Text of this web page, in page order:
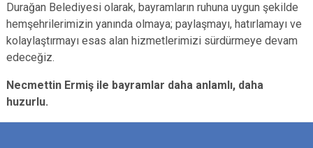
Durağan Belediyesi olarak, bayramların ruhuna uygun şekilde
hemşehrilerimizin yanında olmaya; paylaşmayı, hatırlamayı ve
kolaylaştırmayı esas alan hizmetlerimizi sürdürmeye devam
edeceğiz.
Necmettin Ermiş ile bayramlar daha anlamlı, daha
huzurlu.